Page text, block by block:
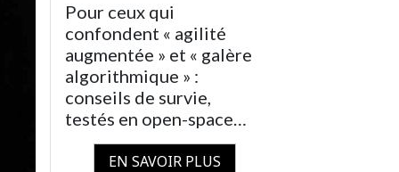
Pour ceux qui
confondent « agilité
augmentée » et « galère
algorithmique » :
conseils de survie,
testés en open-space…
EN SAVOIR PLUS